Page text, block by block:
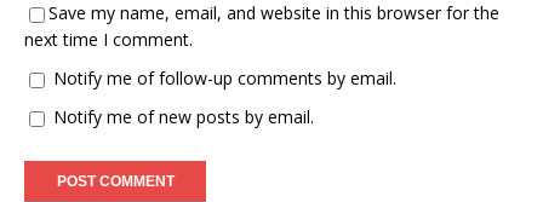
Save my name, email, and website in this browser for the
next time I comment.
Notify me of follow-up comments by email.
Notify me of new posts by email.